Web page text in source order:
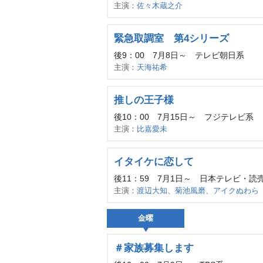
主演： 佐々木蔵之介
緊急取調室 第4シリーズ
後9：00 7月8日～ テレビ朝日系
主演： 天海祐希
推しの王子様
後10：00 7月15日～ フジテレビ系
主演： 比嘉愛未
イタイケに恋して
後11：59 7月1日～ 日本テレビ・読
主演： 渡辺大知、 菊池風磨、 アイクぬわら
金曜
＃家族募集します